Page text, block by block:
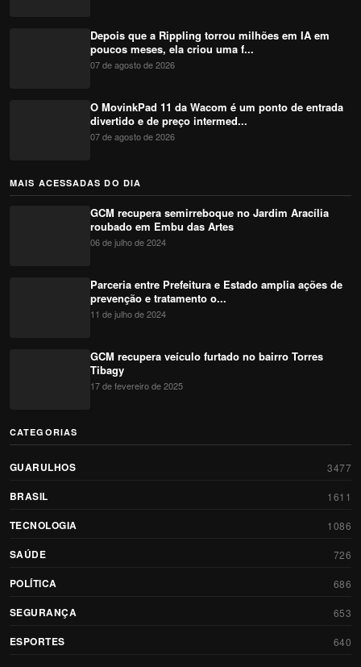
Depois que a Rippling torrou milhões em IA em
poucos meses, ela criou uma f...
07 de agosto de 2026
O MovinkPad 11 da Wacom é um ponto de entrada
divertido e de preço intermed...
07 de agosto de 2026
MAIS ACESSADAS DO DIA
GCM recupera semirreboque no Jardim Aracília
roubado em Embu das Artes
06 de julho de 2024
Parceria entre Prefeitura e Estado amplia ações de
prevenção e tratamento o...
11 de julho de 2024
GCM recupera veículo furtado no bairro Torres
Tibagy
17 de fevereiro de 2025
CATEGORIAS
GUARULHOS 3477
BRASIL 1611
TECNOLOGIA 1086
SAÚDE 726
POLÍTICA 686
SEGURANÇA 653
ESPORTES 640